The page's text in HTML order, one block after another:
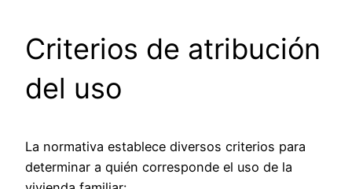
Criterios de atribución
del uso
La normativa establece diversos criterios para
determinar a quién corresponde el uso de la